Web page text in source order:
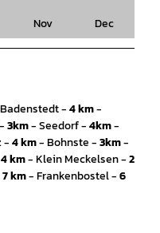
Nov Dec
-4 km-
3km- Seedorf -4km-
-4 km- Bohnste -3km-
4 km- Klein Meckelsen -2
7 km- Frankenbostel -6